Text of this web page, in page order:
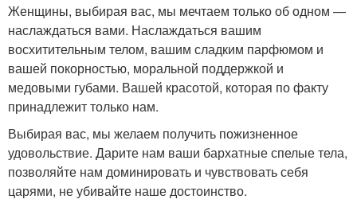
Женщины, выбирая вас, мы мечтаем только об одном —
наслаждаться вами. Наслаждаться вашим
восхитительным телом, вашим сладким парфюмом и
вашей покорностью, моральной поддержкой и
медовыми губами. Вашей красотой, которая по факту
принадлежит только нам.
Выбирая вас, мы желаем получить пожизненное
удовольствие. Дарите нам ваши бархатные спелые тела,
позволяйте нам доминировать и чувствовать себя
царями, не убивайте наше достоинство.